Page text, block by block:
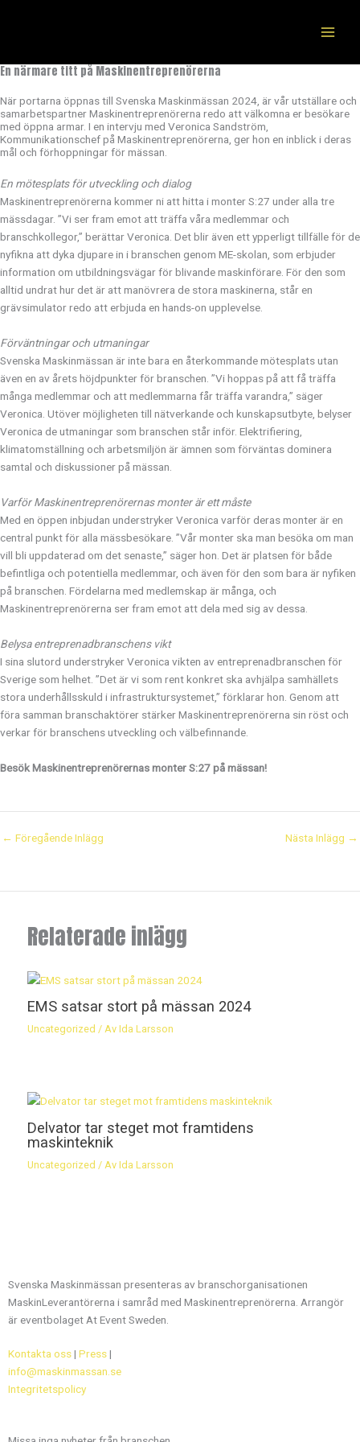
En närmare titt på Maskinentreprenörerna
När portarna öppnas till Svenska Maskinmässan 2024, är vår utställare och
samarbetspartner Maskinentreprenörerna redo att välkomna er besökare
med öppna armar. I en intervju med Veronica Sandström,
Kommunikationschef på Maskinentreprenörerna, ger hon en inblick i deras
mål och förhoppningar för mässan.
En mötesplats för utveckling och dialog
Maskinentreprenörerna kommer ni att hitta i monter S:27 under alla tre
mässdagar. ”Vi ser fram emot att träffa våra medlemmar och
branschkollegor,” berättar Veronica. Det blir även ett ypperligt tillfälle för de
nyfikna att dyka djupare in i branschen genom ME-skolan, som erbjuder
information om utbildningsvägar för blivande maskinförare. För den som
alltid undrat hur det är att manövrera de stora maskinerna, står en
grävsimulator redo att erbjuda en hands-on upplevelse.
Förväntningar och utmaningar
Svenska Maskinmässan är inte bara en återkommande mötesplats utan
även en av årets höjdpunkter för branschen. ”Vi hoppas på att få träffa
många medlemmar och att medlemmarna får träffa varandra,” säger
Veronica. Utöver möjligheten till nätverkande och kunskapsutbyte, belyser
Veronica de utmaningar som branschen står inför. Elektrifiering,
klimatomställning och arbetsmiljön är ämnen som förväntas dominera
samtal och diskussioner på mässan.
Varför Maskinentreprenörernas monter är ett måste
Med en öppen inbjudan understryker Veronica varför deras monter är en
central punkt för alla mässbesökare. ”Vår monter ska man besöka om man
vill bli uppdaterad om det senaste,” säger hon. Det är platsen för både
befintliga och potentiella medlemmar, och även för den som bara är nyfiken
på branschen. Fördelarna med medlemskap är många, och
Maskinentreprenörerna ser fram emot att dela med sig av dessa.
Belysa entreprenadbranschens vikt
I sina slutord understryker Veronica vikten av entreprenadbranschen för
Sverige som helhet. ”Det är vi som rent konkret ska avhjälpa samhällets
stora underhållsskuld i infrastruktursystemet,” förklarar hon. Genom att
föra samman branschaktörer stärker Maskinentreprenörerna sin röst och
verkar för branschens utveckling och välbefinnande.
Besök Maskinentreprenörernas monter S:27 på mässan!
← Föregående Inlägg Nästa Inlägg →
Relaterade inlägg
EMS satsar stort på mässan 2024
Uncategorized / AvIda Larsson
Delvator tar steget mot framtidens
maskinteknik
Uncategorized / AvIda Larsson
Svenska Maskinmässan presenteras av branschorganisationen
MaskinLeverantörerna i samråd med Maskinentreprenörerna. Arrangör
är eventbolaget At Event Sweden.
Kontakta oss| Press|
info@maskinmassan.se
Integritetspolicy